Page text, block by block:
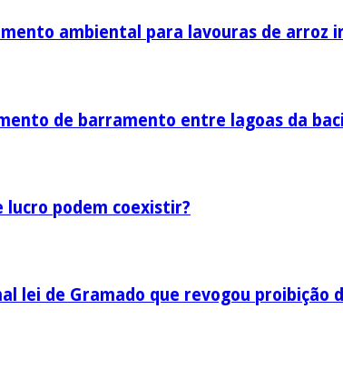
ambiental para lavouras de arroz
de barramento entre lagoas da
lucro podem coexistir?
lei de Gramado que revogou proibição